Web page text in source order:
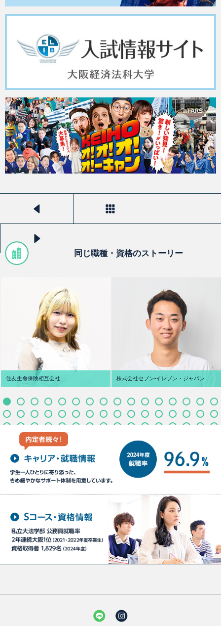
同じ職種・資格のストーリー
住友生命保険相互会社
宮崎県立延岡商業高校
株式会社セブン‐イレブン・ジャパン
大阪府 四天王寺東高校